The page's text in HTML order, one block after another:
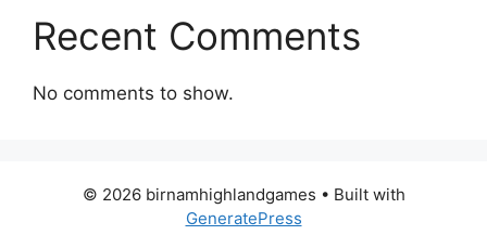
Recent Comments
No comments to show.
© 2026 birnamhighlandgames • Built with
GeneratePress